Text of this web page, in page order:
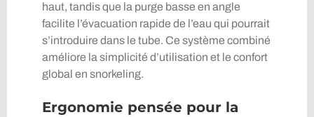
haut, tandis que la purge basse en angle
facilite l’évacuation rapide de l’eau qui pourrait
s’introduire dans le tube. Ce système combiné
améliore la simplicité d’utilisation et le confort
global en snorkeling.
Ergonomie pensée pour la